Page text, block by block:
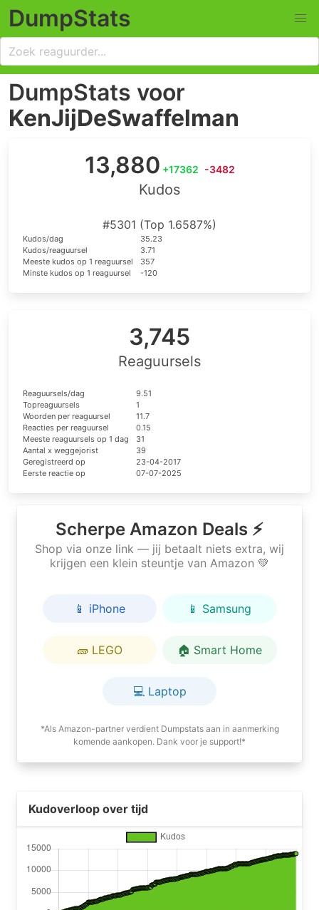
DumpStats
DumpStats voor
KenJijDeSwaffelman
13,880 +17362 -3482
Kudos
#5301 (Top 1.6587%)
Kudos/dag
35.23
Kudos/reaguursel
3.71
Meeste kudos op 1 reaguursel
357
Minste kudos op 1 reaguursel
-120
3,745
Reaguursels
Reaguursels/dag
9.51
Topreaguursels
1
Woorden per reaguursel
11.7
Reacties per reaguursel
0.15
Meeste reaguursels op 1 dag
31
Aantal x weggejorist
39
Geregistreerd op
23-04-2017
Eerste reactie op
07-07-2025
Scherpe Amazon Deals ⚡
Shop via onze link — jij betaalt niets extra, wij
krijgen een klein steuntje van Amazon 💚
📱 iPhone 📱 Samsung
🧱 LEGO 🏠 Smart Home
💻 Laptop
*Als Amazon-partner verdient Dumpstats aan in aanmerking
komende aankopen. Dank voor je support!*
Kudoverloop over tijd